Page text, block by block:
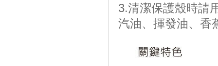
3.清潔保護殼時請
汽油、揮發油、香